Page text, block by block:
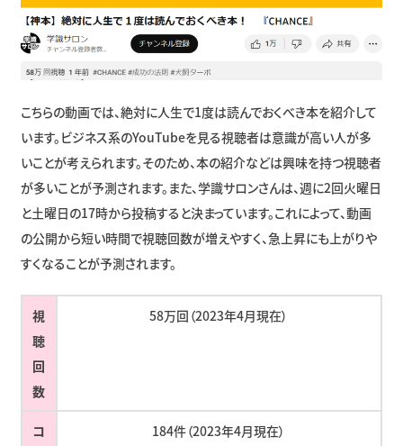
こちらの動画では、絶対に人生で1度は読んでおくべき本を紹介して
います。ビジネス系のYouTubeを見る視聴者は意識が高い人が多
いことが考えられます。そのため、本の紹介などは興味を持つ視聴者
が多いことが予測されます。また、学識サロンさんは、週に2回火曜日
と土曜日の17時から投稿すると決まっています。これによって、動画
の公開から短い時間で視聴回数が増えやすく、急上昇にも上がりや
すくなることが予測されます。
視
聴
回
数
58万回（2023年4月現在）
コ
184件（2023年4月現在）